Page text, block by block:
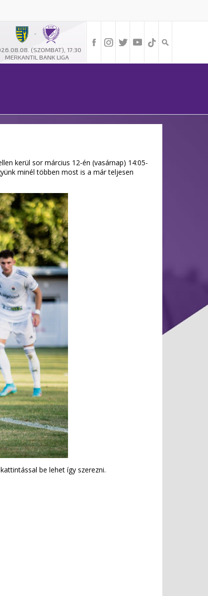
-
(SZOMBAT), 17:30
MERKANTIL BANK LIGA
kerül sor március 12-én (vasárnap) 14:05-
minél többen most is a már teljesen
be lehet így szerezni.